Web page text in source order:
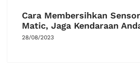
Cara Membersihkan
Matic, Jaga Kendaraan
28/08/2023